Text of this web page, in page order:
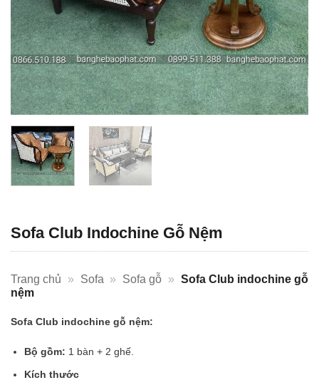
Sofa Club Indochine Gỗ Nệm
Trang chủ » Sofa » Sofa gỗ » Sofa Club indochine gỗ
nệm
Sofa Club indochine gỗ nệm:
Bộ gồm: 1 bàn + 2 ghế.
Kích thước